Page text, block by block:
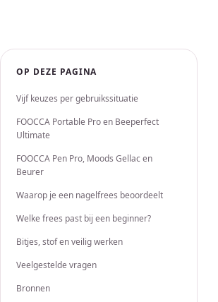
OP DEZE PAGINA
Vijf keuzes per gebruikssituatie
FOOCCA Portable Pro en Beeperfect
Ultimate
FOOCCA Pen Pro, Moods Gellac en
Beurer
Waarop je een nagelfrees beoordeelt
Welke frees past bij een beginner?
Bitjes, stof en veilig werken
Veelgestelde vragen
Bronnen